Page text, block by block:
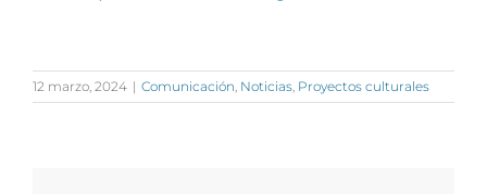
12 marzo, 2024 | Comunicación Noticias Proyectos culturales